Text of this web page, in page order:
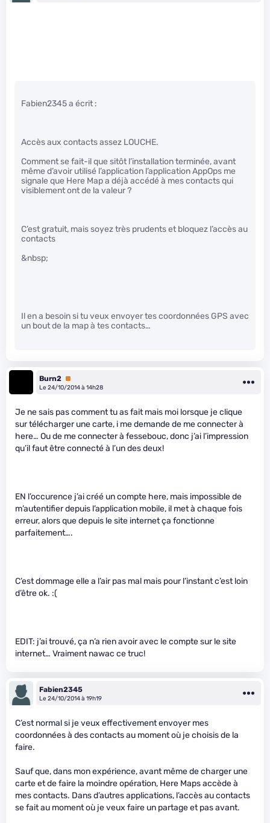
Fabien2345 a écrit :
Accès aux contacts assez LOUCHE.
Comment se fait-il que sitôt l’installation terminée, avant
même d’avoir utilisé l’application l’application AppOps me
signale que Here Map a déjà accédé à mes contacts qui
visiblement ont de la valeur ?
C’est gratuit, mais soyez très prudents et bloquez l’accès au
contacts
&nbsp;
Il en a besoin si tu veux envoyer tes coordonnées GPS avec
un bout de la map à tes contacts…
Burn2 Premium
Le 24/10/2014 à 14h28
Je ne sais pas comment tu as fait mais moi lorsque je clique
sur télécharger une carte, i me demande de me connecter à
here… Ou de me connecter à fessebouc, donc j’ai l’impression
qu’il faut être connecté à l’un des deux!
EN l’occurence j’ai créé un compte here, mais impossible de
m’autentifier depuis l’application mobile, il met à chaque fois
erreur, alors que depuis le site internet ça fonctionne
parfaitement….
C’est dommage elle a l’air pas mal mais pour l’instant c’est loin
d’être ok. :(
EDIT: j’ai trouvé, ça n’a rien avoir avec le compte sur le site
internet… Vraiment nawac ce truc!
Fabien2345
Le 24/10/2014 à 19h19
C’est normal si je veux effectivement envoyer mes
coordonnées à des contacts au moment où je choisis de la
faire.
Sauf que, dans mon expérience, avant même de charger une
carte et de faire la moindre opération, Here Maps accède à
mes contacts. Dans d’autres applications, l’accès au contacts
se fait au moment où je veux faire un partage et pas avant.